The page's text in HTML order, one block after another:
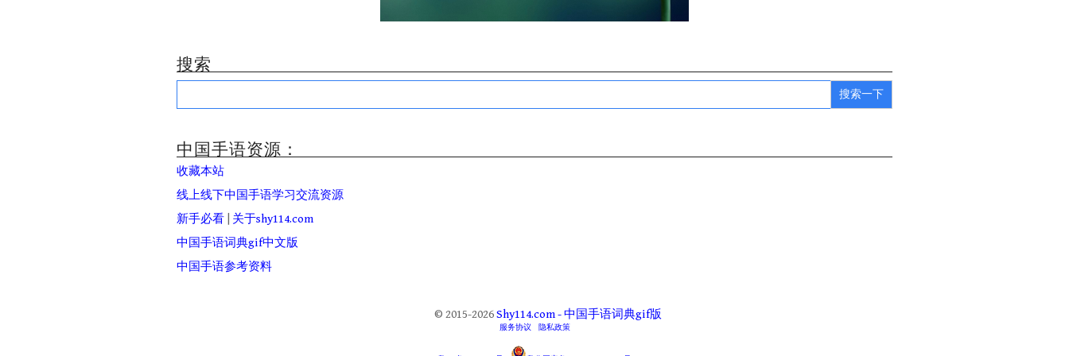
搜索
Search
中国手语资源：
收藏本站
线上线下中国手语学习交流资源
新手必看
关于shy114.com
中国手语词典gif中文版
中国手语参考资料
© 2015-2026Shy114.com - 中国手语词典gif版
服务协议 隐私政策